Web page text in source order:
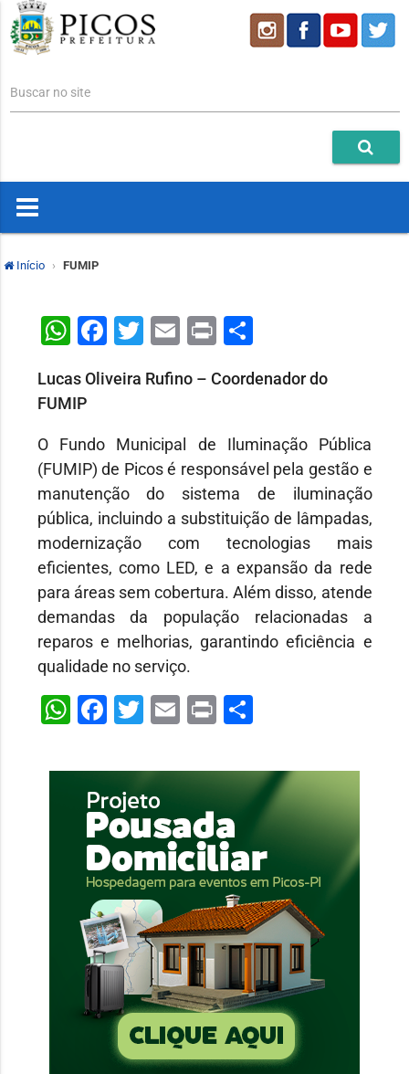
Buscar no site
Início FUMIP
WhatsApp
Facebook
Twitter
Email
PrintShare
Lucas Oliveira Rufino – Coordenador do
FUMIP
O Fundo Municipal de Iluminação Pública
(FUMIP) de Picos é responsável pela gestão e
manutenção do sistema de iluminação
pública, incluindo a substituição de lâmpadas,
modernização com tecnologias mais
eficientes, como LED, e a expansão da rede
para áreas sem cobertura. Além disso, atende
demandas da população relacionadas a
reparos e melhorias, garantindo eficiência e
qualidade no serviço.
WhatsApp
Facebook
Twitter
Email
PrintShare